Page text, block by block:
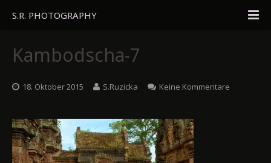
S.R. PHOTOGRAPHY
About
Blog
Kambodscha-7
18. Oktober 2015 S.Ruzicka Keine Kommentare